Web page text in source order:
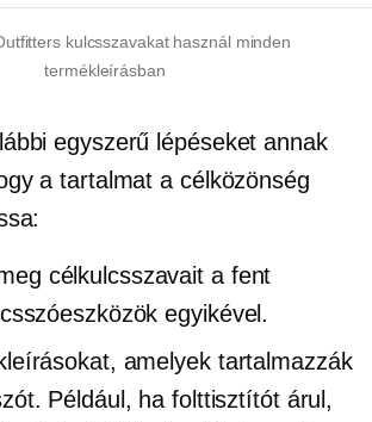
kulcsszavakat használ minden
termékleírásban
egyszerű lépéseket annak
a tartalmat a célközönség
célkulcsszavait a fent
egyikével.
amelyek tartalmazzák
Például, ha folttisztítót árul,